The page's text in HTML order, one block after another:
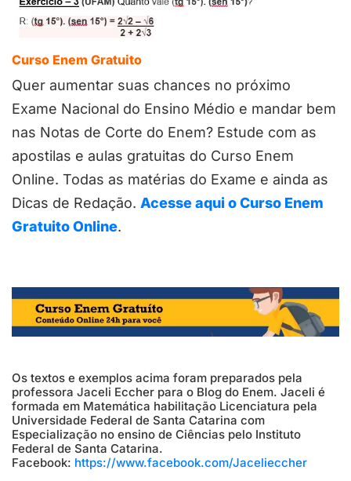
Curso Enem Gratuito
Quer aumentar suas chances no próximo
Exame Nacional do Ensino Médio e mandar bem
nas Notas de Corte do Enem? Estude com as
apostilas e aulas gratuitas do Curso Enem
Online. Todas as matérias do Exame e ainda as
Dicas de Redação. Acesse aqui o Curso Enem
Gratuito Online.
Os textos e exemplos acima foram preparados pela
professora Jaceli Eccher para o Blog do Enem. Jaceli é
formada em Matemática habilitação Licenciatura pela
Universidade Federal de Santa Catarina com
Especialização no ensino de Ciências pelo Instituto
Federal de Santa Catarina.
Facebook: https://www.facebook.com/Jacelieccher